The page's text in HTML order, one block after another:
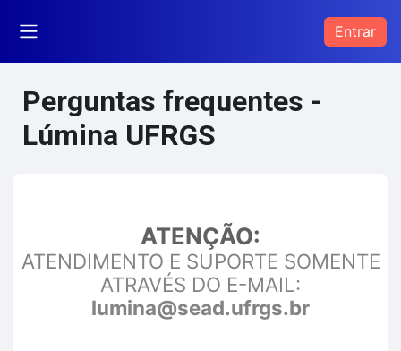
Entrar
Perguntas frequentes -
Lúmina UFRGS
ATENÇÃO:
ATENDIMENTO E SUPORTE SOMENTE
ATRAVÉS DO E-MAIL:
lumina@sead.ufrgs.br